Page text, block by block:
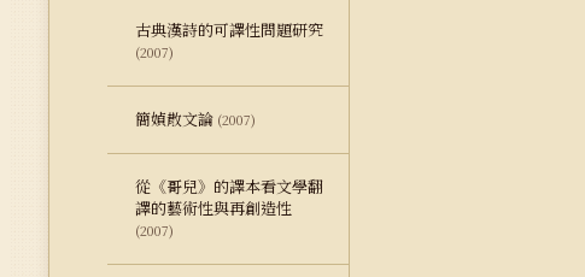
古典漢詩的可譯性問題研究
(2007)
簡媜散文論 (2007)
從《哥兒》的譯本看文學翻
譯的藝術性與再創造性
(2007)